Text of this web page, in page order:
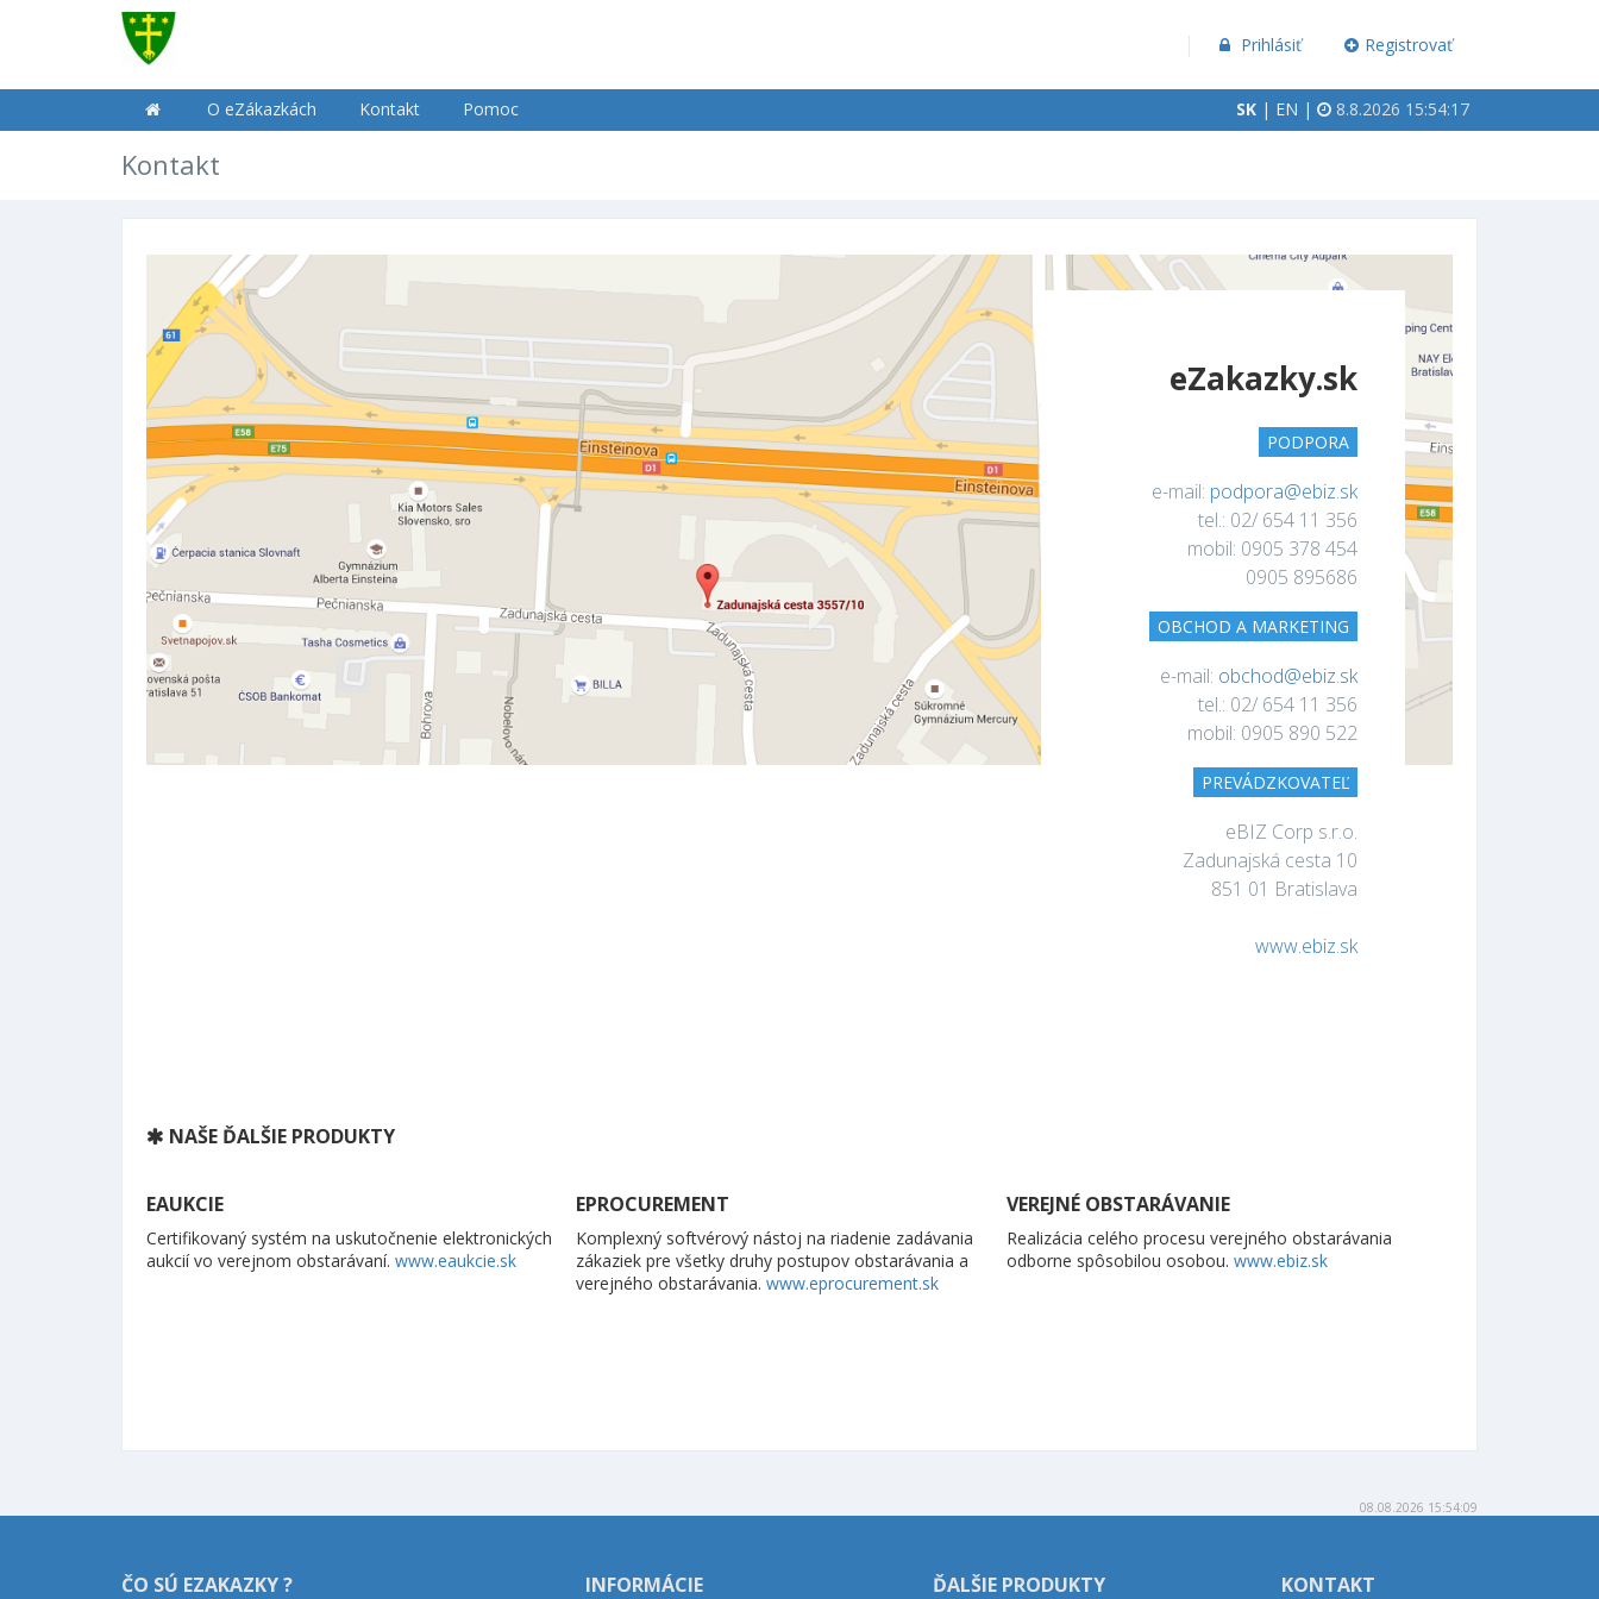
Prihlásiť Registrovať
O eZákazkách Kontakt Pomoc SK | EN | 8.8.2026 15:54:17
Kontakt
eZakazky.sk
PODPORA
e-mail: podpora@ebiz.sk
tel.: 02/ 654 11 356
mobil: 0905 378 454
0905 895686
OBCHOD A MARKETING
e-mail: obchod@ebiz.sk
tel.: 02/ 654 11 356
mobil: 0905 890 522
PREVÁDZKOVATEĽ
eBIZ Corp s.r.o.
Zadunajská cesta 10
851 01 Bratislava
www.ebiz.sk
NAŠE ĎALŠIE PRODUKTY
EAUKCIE
Certifikovaný systém na uskutočnenie elektronických
aukcií vo verejnom obstarávaní. www.eaukcie.sk
EPROCUREMENT
Komplexný softvérový nástoj na riadenie zadávania
zákaziek pre všetky druhy postupov obstarávania a
verejného obstarávania.www.eprocurement.sk
VEREJNÉ OBSTARÁVANIE
Realizácia celého procesu verejného obstarávania
odborne spôsobilou osobou. www.ebiz.sk
08.08.2026 15:54:09
ČO SÚ EZAKAZKY ? INFORMÁCIE ĎALŠIE PRODUKTY KONTAKT